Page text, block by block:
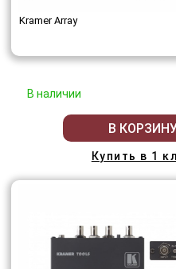
Kramer Array
В наличии
В
Купить в 1